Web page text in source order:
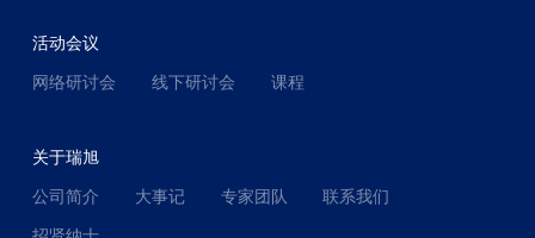
活动会议
网络研讨会
线下研讨会 课程
关于瑞旭
公司简介
大事记 专家团队
联系我们